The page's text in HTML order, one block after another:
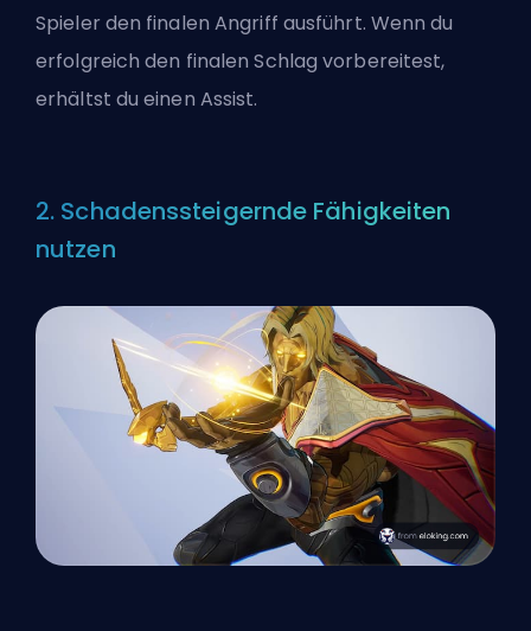
Spieler den finalen Angriff ausführt. Wenn du
erfolgreich den finalen Schlag vorbereitest,
erhältst du einen Assist.
2. Schadenssteigernde Fähigkeiten
nutzen